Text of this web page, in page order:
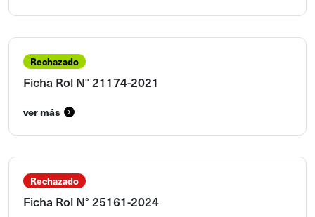
Rechazado
Ficha Rol N° 21174-2021
ver más
Rechazado
Ficha Rol N° 25161-2024